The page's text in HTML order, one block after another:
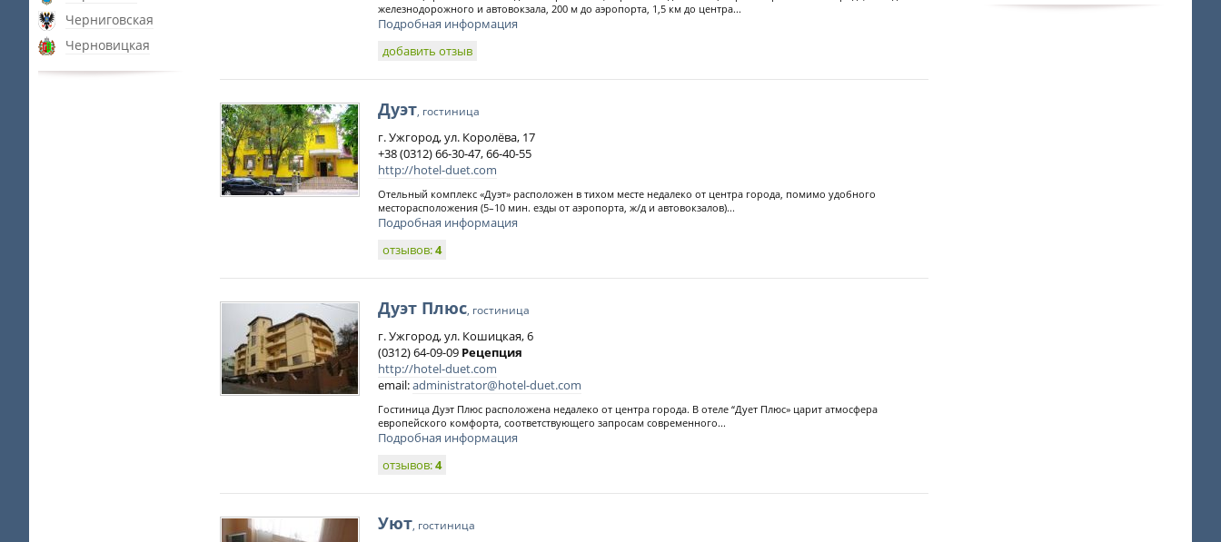
Черниговская
Черновицкая
железнодорожного и автовокзала, 200 м до аэропорта, 1,5 км до центра...
Подробная информация
добавить отзыв
Дуэт, гостиница
г. Ужгород, ул. Королёва, 17
+38 (0312) 66-30-47, 66-40-55
http://hotel-duet.com
Отельный комплекс «Дуэт» расположен в тихом месте недалеко от центра города, помимо удобного
месторасположения (5–10 мин. езды от аэропорта, ж/д и автовокзалов)...
Подробная информация
отзывов:4
Дуэт Плюс, гостиница
г. Ужгород, ул. Кошицкая, 6
(0312) 64-09-09 Рецепция
http://hotel-duet.com
email:administrator@hotel-duet.com
Гостиница Дуэт Плюс расположена недалеко от центра города. В отеле “Дует Плюс» царит атмосфера
европейского комфорта, соответствующего запросам современного...
Подробная информация
отзывов:4
Уют, гостиница